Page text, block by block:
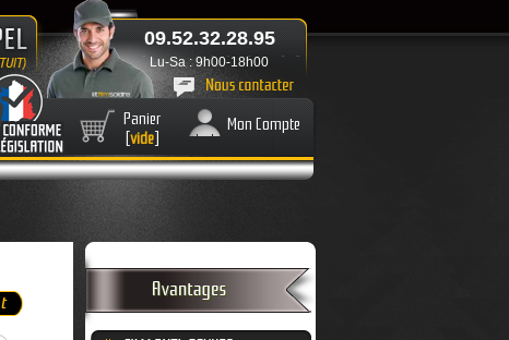
Lu-Sa : 9h00-18h00
09.52.32.28.95
Panier
[vide]
Mon Compte